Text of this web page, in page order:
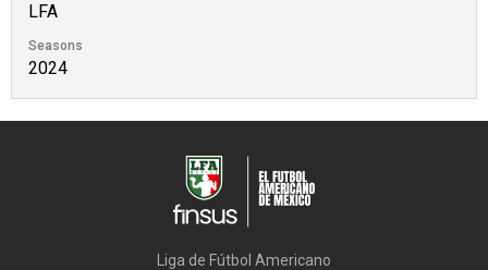
LFA
Seasons
2024
Liga de Fútbol Americano